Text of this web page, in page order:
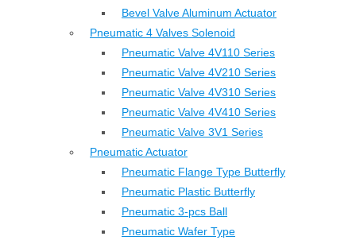
Bevel Valve Aluminum Actuator
Pneumatic 4 Valves Solenoid
Pneumatic Valve 4V110 Series
Pneumatic Valve 4V210 Series
Pneumatic Valve 4V310 Series
Pneumatic Valve 4V410 Series
Pneumatic Valve 3V1 Series
Pneumatic Actuator
Pneumatic Flange Type Butterfly
Pneumatic Plastic Butterfly
Pneumatic 3-pcs Ball
Pneumatic Wafer Type